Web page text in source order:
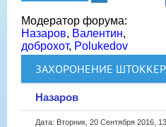
Модератор форума:
Назаров, Валентин,
доброхот, Polukedov
ЗАХОРОНЕНИЕ
Назаров
Дата: Вторник, 20 Сентября 2016,